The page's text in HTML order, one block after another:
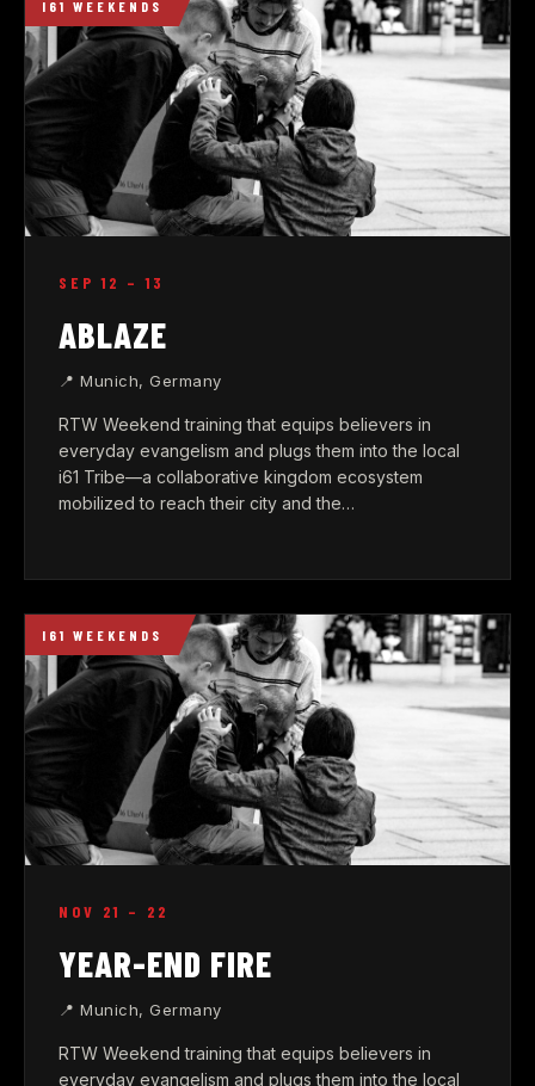
I61 WEEKENDS
SEP 12 – 13
ABLAZE
📍 Munich, Germany
RTW Weekend training that equips believers in
everyday evangelism and plugs them into the local
i61 Tribe—a collaborative kingdom ecosystem
mobilized to reach their city and the…
I61 WEEKENDS
NOV 21 – 22
YEAR-END FIRE
📍 Munich, Germany
RTW Weekend training that equips believers in
everyday evangelism and plugs them into the local